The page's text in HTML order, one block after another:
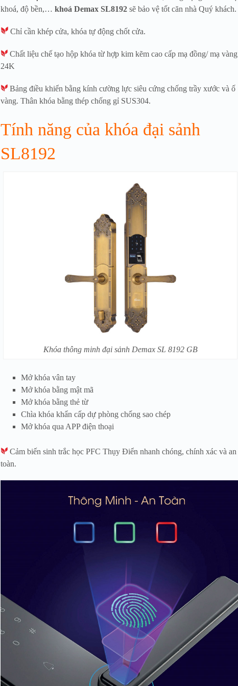
khoá, độ bền,… khoá Demax SL8192 sẽ bảo vệ tốt căn nhà Quý khách.
Chỉ cần khép cửa, khóa tự động chốt cửa.
Chất liệu chế tạo hộp khóa từ hợp kim kẽm cao cấp mạ đồng/ mạ vàng
24K
Bảng điều khiển bằng kính cường lực siêu cứng chống trầy xước và ố
vàng. Thân khóa bằng thép chống gỉ SUS304.
Tính năng của khóa đại sảnh
SL8192
Khóa thông minh đại sảnh Demax SL 8192 GB
Mở khóa vân tay
Mở khóa bằng mật mã
Mở khóa bằng thẻ từ
Chìa khóa khẩn cấp dự phòng chống sao chép
Mở khóa qua APP điện thoại
Cảm biến sinh trắc học PFC Thụy Điển nhanh chóng, chính xác và an
toàn.